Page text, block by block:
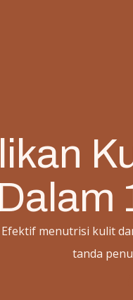
Dalam
Efektif menutrisi kulit
tanda